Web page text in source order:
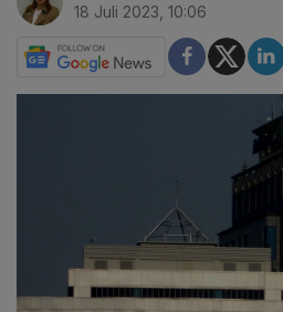
18 Juli 2023, 10:06